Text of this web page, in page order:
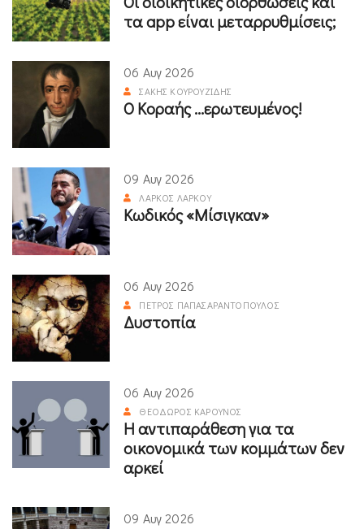
τα app είναι μεταρρυθμίσεις;
06 Αυγ 2026
ΣΆΚΗΣ ΚΟΥΡΟΥΖΊΔΗΣ
Ο Κοραής ...ερωτευμένος!
09 Αυγ 2026
ΛΆΡΚΟΣ ΛΆΡΚΟΥ
Κωδικός «Μίσιγκαν»
06 Αυγ 2026
ΠΈΤΡΟΣ ΠΑΠΑΣΑΡΑΝΤΌΠΟΥΛΟΣ
Δυστοπία
06 Αυγ 2026
ΘΕΌΔΩΡΟΣ ΚΑΡΟΎΝΟΣ
Η αντιπαράθεση για τα
οικονομικά των κομμάτων δεν
αρκεί
09 Αυγ 2026